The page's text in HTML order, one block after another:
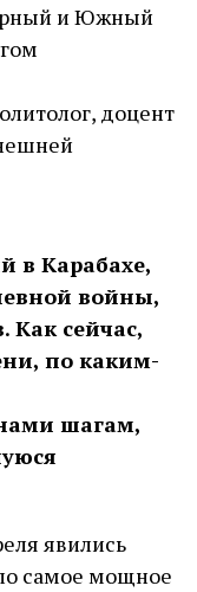
и Южный
доцент
в Карабахе,
войны,
Как сейчас,
по каким-
шагам,
явились
самое мощное